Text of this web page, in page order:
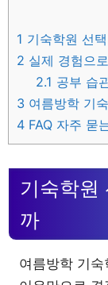
1 기숙학원 선
2 실제 경험으
2.1 공부 습
3 여름방학 기
4 FAQ 자주 묻
기숙학원
까
여름방학 기